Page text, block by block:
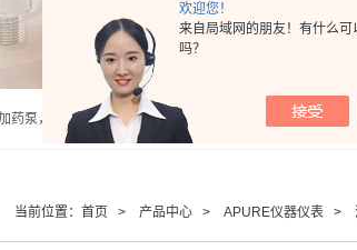
欢迎您！
来自局域网的朋友！有什么可
吗？
泵，计量泵，气动隔膜泵，PH计，酸度计 |
当前位置： 首页 > 产品中心 > APURE仪器仪表 >